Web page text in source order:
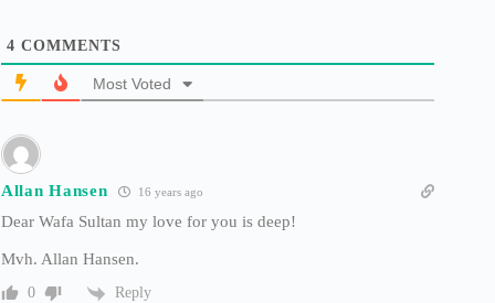
4 COMMENTS
Most Voted
Allan Hansen 16 years ago
Dear Wafa Sultan my love for you is deep!
Mvh. Allan Hansen.
0 Reply